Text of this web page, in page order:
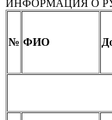
ИНФОРМАЦИЯ О
№ ФИО